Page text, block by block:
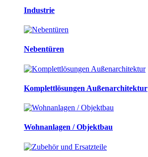
Industrie
Nebentüren
Komplettlösungen Außenarchitektur
Wohnanlagen / Objektbau